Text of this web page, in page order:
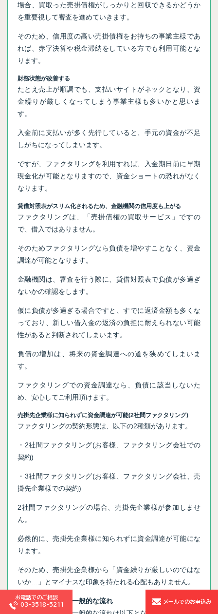
場合、買取った売掛債権がしっかりと回収できるかどうか
を重要視して審査を進めていきます。
そのため、信用度の高い売掛債権をお持ちの事業主様であ
れば、赤字決算や税金滞納をしている方でも利用可能とな
ります。
財務状態が改善する
たとえ売上が順調でも、支払いサイトがネックとなり、資
金繰りが厳しくなってしまう事業主様も多いかと思いま
す。
入金前に支払いが多く先行していると、手元の資金が不足
しがちになってしまいます。
ですが、ファクタリングを利用すれば、入金期日前に早期
現金化が可能となりますので、資金ショートの恐れがなく
なります。
貸借対照表がスリム化されるため、金融機関の信用度も上がる
ファクタリングは、「売掛債権の買取サービス」ですの
で、借入ではありません。
そのためファクタリングなら負債を増やすことなく、資金
調達が可能となります。
金融機関は、審査を行う際に、貸借対照表で負債が多過ぎ
ないかの確認をします。
仮に負債が多過ぎる場合ですと、すでに返済金額も多くな
っており、新しい借入金の返済の負担に耐えられない可能
性があると判断されてしまいます。
負債の増加は、将来の資金調達への道を狭めてしまいま
す。
ファクタリングでの資金調達なら、負債に該当しないた
め、安心してご利用頂けます。
売掛先企業様に知られずに資金調達が可能(2社間ファクタリング)
ファクタリングの契約形態は、以下の2種類があります。
・2社間ファクタリング(お客様、ファクタリング会社での
契約)
・3社間ファクタリング(お客様、ファクタリング会社、売
掛先企業様での契約)
2社間ファクタリングの場合、売掛先企業様が参加しませ
ん。
必然的に、売掛先企業様に知られずに資金調達が可能にな
ります。
そのため、売掛先企業様から「資金繰りが厳しいのではな
いか…」とマイナスな印象を持たれる心配もありません。
ファクタリングの一般的な流れ
お電話でのご相談
03-3518-5211
メールでのお申込み